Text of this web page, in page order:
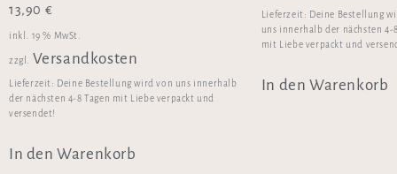
13,90 €
inkl. 19 % MwSt.
zzgl. Versandkosten
Lieferzeit: Deine Bestellung wird von uns innerhalb
der nächsten 4-8 Tagen mit Liebe verpackt und
versendet!
In den Warenkorb
Lieferzeit: Deine Bestellung
uns innerhalb der nächsten 4-
mit Liebe verpackt und
In den Warenkorb